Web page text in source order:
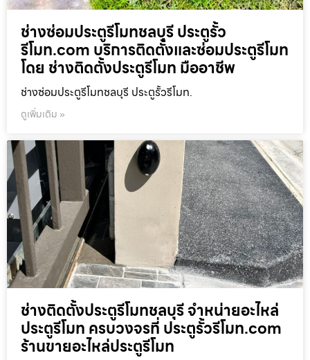
ช่างซ่อมประตูรีโมทชลบุรี ประตูรั้ว
รีโมท.com บริการติดตั้งและซ่อมประตูรีโมท
โดย ช่างติดตั้งประตูรีโมท มืออาชีพ
ช่างซ่อมประตูรีโมทชลบุรี ประตูรั้วรีโมท.
ดูเพิ่มเติม »
ช่างติดตั้งประตูรีโมทชลบุรี จำหน่ายอะไหล่
ประตูรีโมท ครบวงจรที่ ประตูรั้วรีโมท.com
ร้านขายอะไหล่ประตูรีโมท